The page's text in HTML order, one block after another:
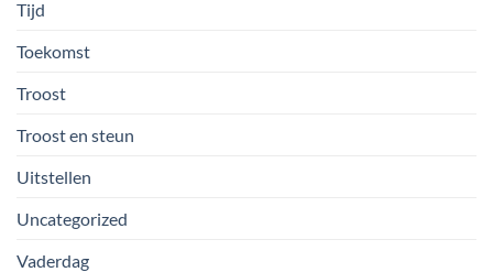
Tijd
Toekomst
Troost
Troost en steun
Uitstellen
Uncategorized
Vaderdag